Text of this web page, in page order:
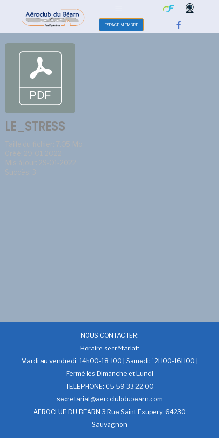
ESPACE MEMBRE
LE_STRESS
Taille du fichier: 7.05 Mo
Créé: 29-01-2022
Mis à jour: 29-01-2022
Succès: 3
NOUS CONTACTER:
Horaire secrétariat:
Mardi au vendredi: 14h00-18H00 | Samedi: 12H00-16H00 |
Fermé les Dimanche et Lundi
TELEPHONE: 05 59 33 22 00
secretariat@aeroclubdubearn.com
AEROCLUB DU BEARN 3 Rue Saint Exupery, 64230
Sauvagnon